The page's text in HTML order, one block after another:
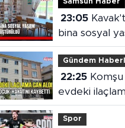
Samsun Haber
23:05
bina sosyal
merkezine
dönüştürüldü
Gündem
22:25
evdeki
küçük
ölümüne
Spor